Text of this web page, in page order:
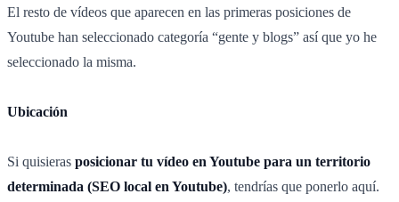
El resto de vídeos que aparecen en las primeras posiciones de
Youtube han seleccionado categoría “gente y blogs” así que yo he
seleccionado la misma.
Ubicación
Si quisieras posicionar tu vídeo en Youtube para un territorio
determinada (SEO local en Youtube), tendrías que ponerlo aquí.